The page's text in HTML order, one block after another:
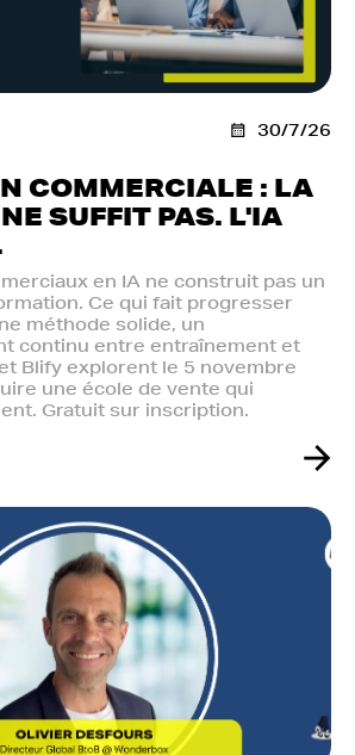
30/7/26
COMMERCIALE : LA
SUFFIT PAS. L'IA
en IA ne construit pas un
Ce qui fait progresser
méthode solide, un
continu entre entraînement et
Blify explorent le 5 novembre
une école de vente qui
Gratuit sur inscription.